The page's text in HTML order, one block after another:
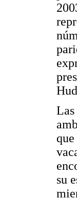
Las
su